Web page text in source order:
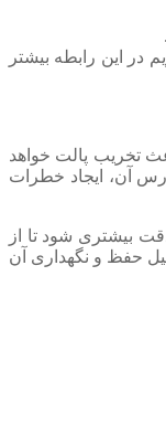
در این رابطه بیشتر
تخریب پالت خواهد
آن، ایجاد خطرات
بیشتری شود تا از
حفظ و نگهداری آن